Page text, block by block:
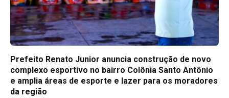
Prefeito Renato Junior anuncia construção de novo
complexo esportivo no bairro Colônia Santo Antônio
e amplia áreas de esporte e lazer para os moradores
da região